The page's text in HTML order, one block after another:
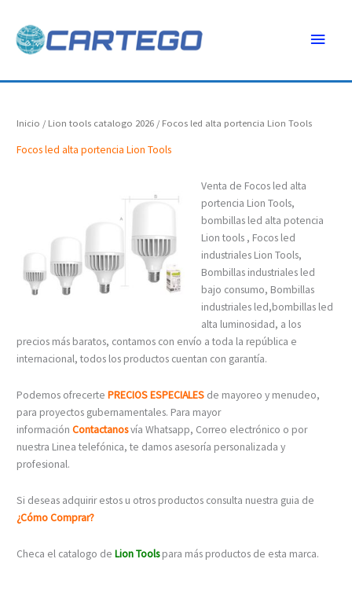
contenido
Inicio / Lion tools catalogo 2026 / Focos led alta portencia Lion Tools
Focos led alta portencia Lion Tools
Venta de Focos led alta
portencia Lion Tools,
bombillas led alta potencia
Lion tools , Focos led
industriales Lion Tools,
Bombillas industriales led
bajo consumo, Bombillas
industriales led,bombillas led
alta luminosidad, a los
precios más baratos, contamos con envío a toda la república e
internacional, todos los productos cuentan con garantía.
Podemos ofrecertePRECIOS ESPECIALES de mayoreo y menudeo,
para proyectos gubernamentales. Para mayor
informaciónContactanosvía Whatsapp, Correo electrónico o por
nuestra Linea telefónica, te damos asesoría personalizada y
profesional.
Si deseas adquirir estos u otros productos consulta nuestra guia de
¿Cómo Comprar?
Checa el catalogo de Lion Toolspara más productos de esta marca.